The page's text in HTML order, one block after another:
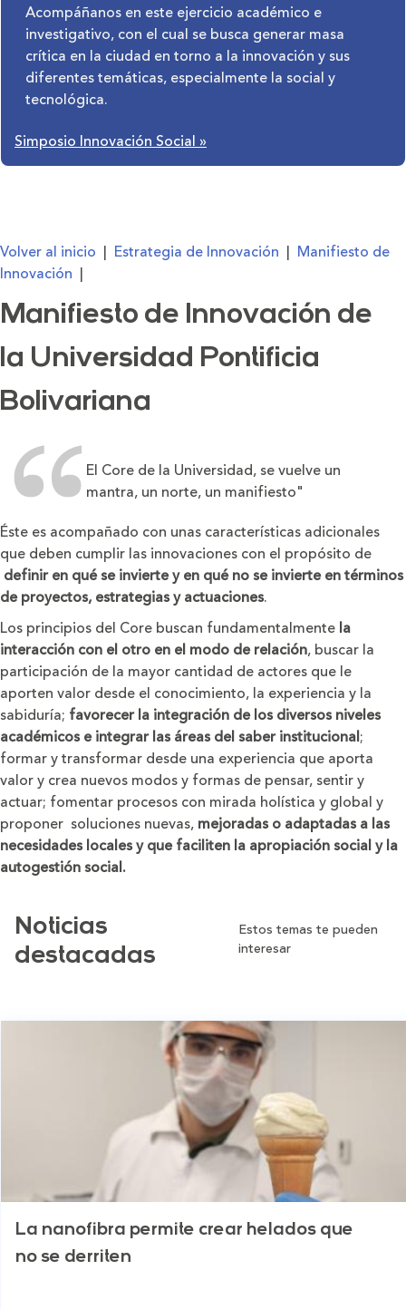
Acompáñanos en este ejercicio académico e
investigativo, con el cual se busca generar masa
crítica en la ciudad en torno a la innovación y sus
diferentes temáticas, especialmente la social y
tecnológica.
Simposio Innovación Social»
Volver al inicio | Estrategia de Innovación | Manifiesto de
Innovación |
Manifiesto de Innovación de
la Universidad Pontificia
Bolivariana
El Core de la Universidad, se vuelve un
mantra, un norte, un manifiesto"
Éste es acompañado con unas características adicionales
que deben cumplir las innovaciones con el propósito de
definir en qué se invierte y en qué no se invierte en términos
de proyectos, estrategias y actuaciones.
Los principios del Core buscan fundamentalmente la
interacción con el otro en el modo de relación, buscar la
participación de la mayor cantidad de actores que le
aporten valor desde el conocimiento, la experiencia y la
sabiduría; favorecer la integración de los diversos niveles
académicos e integrar las áreas del saber institucional;
formar y transformar desde una experiencia que aporta
valor y crea nuevos modos y formas de pensar, sentir y
actuar; fomentar procesos con mirada holística y global y
proponer soluciones nuevas, mejoradas o adaptadas a las
necesidades locales y que faciliten la apropiación social y la
autogestión social.
Noticias
destacadas
Estos temas te pueden
interesar
La nanofibra permite crear helados que
no se derriten